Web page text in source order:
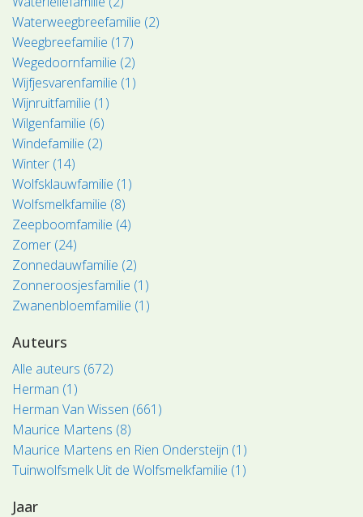
Waterweegbreefamilie (2)
Weegbreefamilie (17)
Wegedoornfamilie (2)
Wijfjesvarenfamilie (1)
Wijnruitfamilie (1)
Wilgenfamilie (6)
Windefamilie (2)
Winter (14)
Wolfsklauwfamilie (1)
Wolfsmelkfamilie (8)
Zeepboomfamilie (4)
Zomer (24)
Zonnedauwfamilie (2)
Zonneroosjesfamilie (1)
Zwanenbloemfamilie (1)
Auteurs
Alle auteurs (672)
Herman (1)
Herman Van Wissen (661)
Maurice Martens (8)
Maurice Martens en Rien Ondersteijn (1)
Tuinwolfsmelk Uit de Wolfsmelkfamilie (1)
Jaar